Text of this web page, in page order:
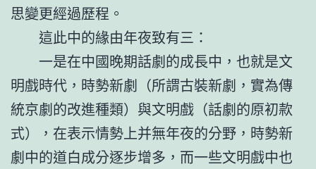
思變更經過歷程。
這此中的緣由年夜致有三：
一是在中國晚期話劇的成長中，也就是文
明戲時代，時勢新劇（所謂古裝新劇，實為傳
統京劇的改進種類）與文明戲（話劇的原初款
式），在表示情勢上并無年夜的分野，時勢新
劇中的道白成分逐步增多，而一些文明戲中也